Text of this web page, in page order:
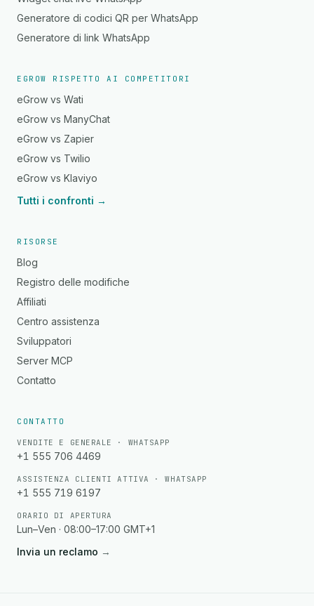
Generatore di codici QR per WhatsApp
Generatore di link WhatsApp
EGROW RISPETTO AI COMPETITORI
eGrow vs Wati
eGrow vs ManyChat
eGrow vs Zapier
eGrow vs Twilio
eGrow vs Klaviyo
Tutti i confronti →
RISORSE
Blog
Registro delle modifiche
Affiliati
Centro assistenza
Sviluppatori
Server MCP
Contatto
CONTATTO
VENDITE E GENERALE · WHATSAPP
+1 555 706 4469
ASSISTENZA CLIENTI ATTIVA · WHATSAPP
+1 555 719 6197
ORARIO DI APERTURA
Lun–Ven · 08:00–17:00 GMT+1
Invia un reclamo →